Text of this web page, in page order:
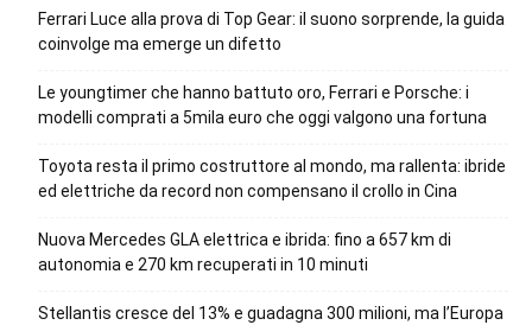
Ferrari Luce alla prova di Top Gear: il suono sorprende, la guida
coinvolge ma emerge un difetto
Le youngtimer che hanno battuto oro, Ferrari e Porsche: i
modelli comprati a 5mila euro che oggi valgono una fortuna
Toyota resta il primo costruttore al mondo, ma rallenta: ibride
ed elettriche da record non compensano il crollo in Cina
Nuova Mercedes GLA elettrica e ibrida: fino a 657 km di
autonomia e 270 km recuperati in 10 minuti
Stellantis cresce del 13% e guadagna 300 milioni, ma l’Europa